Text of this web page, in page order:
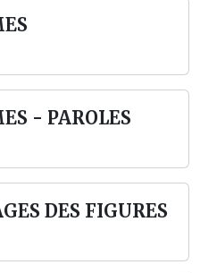
- PAROLES
DES FIGURES